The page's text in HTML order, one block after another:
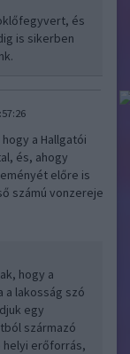
és
is sikerben
a Hallgatói
és, ahogy
előre is
számú vonzereje
hogy a
a lakosság szó
egy
származó
helyi erőforrás,